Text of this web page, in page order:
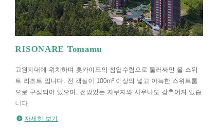
RISONARE Tomamu
고원지대에 위치하며 홋카이도의 침엽수림으로 둘러싸인 올 스위
트 리조트 입니다. 전 객실이 100m² 이상의 넓고 아늑한 스위트룸
으로 구성되어 있으며, 전망있는 자쿠지와 사우나도 갖추어져 있습
니다.
자세히 보기